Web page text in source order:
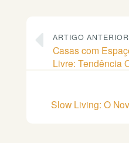
ARTIGO ANTERIOR
Casas com
Livre: Tendência
Slow Living: O